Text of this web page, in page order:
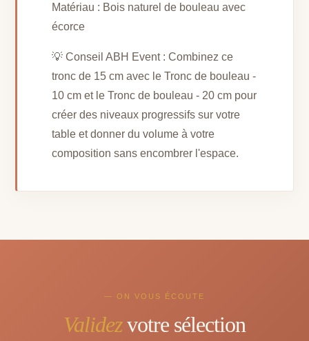
Matériau : Bois naturel de bouleau avec
écorce
💡 Conseil ABH Event : Combinez ce
tronc de 15 cm avec le Tronc de bouleau -
10 cm et le Tronc de bouleau - 20 cm pour
créer des niveaux progressifs sur votre
table et donner du volume à votre
composition sans encombrer l'espace.
— ON VOUS ÉCOUTE
Validezvotre sélection